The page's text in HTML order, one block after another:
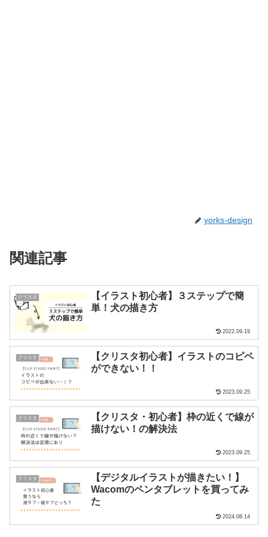
yorks-design
関連記事
クリスタ
【イラスト初心者】３ステップで簡
単！犬の描き方
2022.09.19
クリスタ
【クリスタ初心者】イラストのコピペ
ができない！！
2023.09.25
クリスタ
【クリスタ・初心者】枠の近くで線が
描けない！の解決法
2023.09.25
クリスタ
【デジタルイラストが描きたい！】
Wacomのペンタブレットを買ってみ
た
2024.08.14